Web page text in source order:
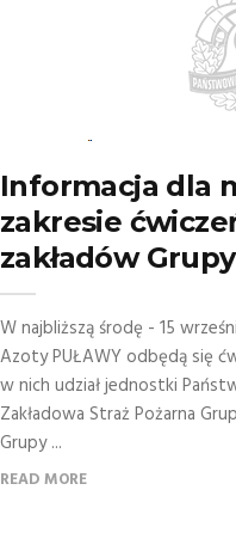
Informacja dla
zakresie
zakładów
W najbliższą środę - 15
Azoty PUŁAWY odbędą się
w nich udział jednostki
Zakładowa Straż Pożarna
Grupy ...
READ MORE